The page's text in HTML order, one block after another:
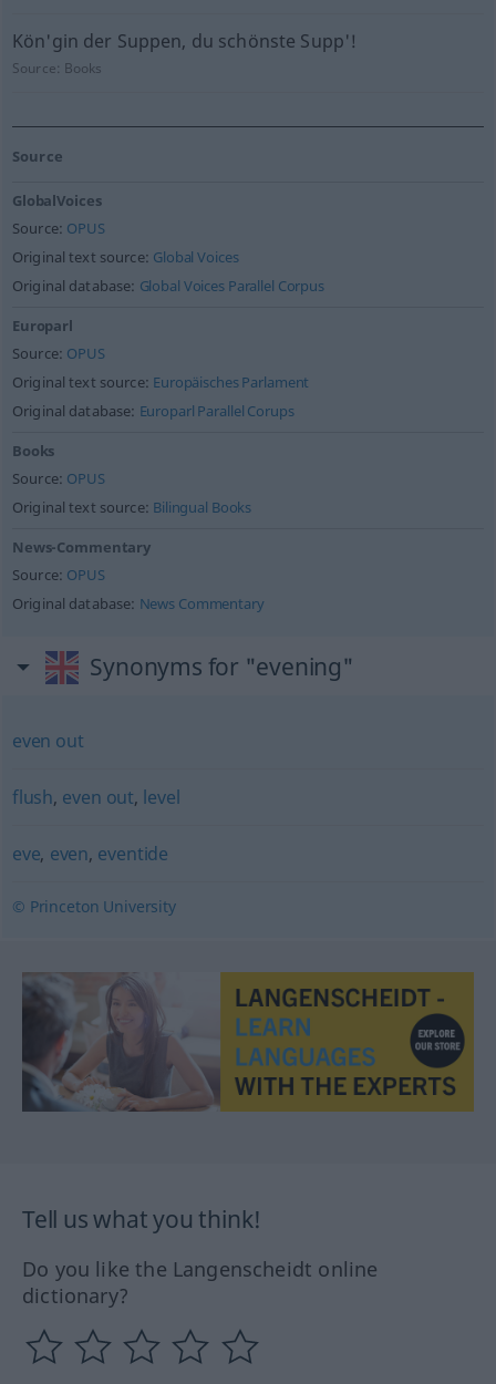
Kön'gin der Suppen, du schönste Supp'!
Source: Books
Source
GlobalVoices
Source: OPUS
Original text source: Global Voices
Original database: Global Voices Parallel Corpus
Europarl
Source: OPUS
Original text source: Europäisches Parlament
Original database: Europarl Parallel Corups
Books
Source: OPUS
Original text source: Bilingual Books
News-Commentary
Source: OPUS
Original database: News Commentary
Synonyms for "evening"
even out
flush, even out, level
eve, even, eventide
© Princeton University
Tell us what you think!
Do you like the Langenscheidt online
dictionary?